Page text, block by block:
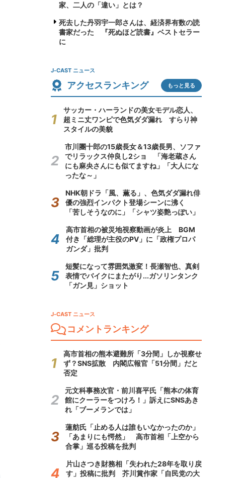
家、二人の「違い」とは？
死去した丹羽宇一郎さんは、経済界有数の読
書家だった 『死ぬほど読書』ベストセラー
に
J-CAST ニュース
アクセスランキング もっと見る
サッカー・ハーランドの美女モデル恋人、
超ミニ丈ワンピで色気ダダ漏れ すらり神
スタイルの美貌
市川團十郎の15歳長女＆13歳長男、ソファ
でリラックス仲良し2ショ 「海老蔵さん
にも麻央さんにも似てますね」「大人にな
ったな～」
NHK朝ドラ「風、薫る」、色気ダダ漏れ俳
優の強烈インパクト登場シーンに沸く
「苦しそうなのに」「シャツ姿艶っぽい」
高市首相の被災地視察動画が炎上 BGM
付き「総理が主役のPV」に「政権プロパ
ガンダ」批判
短髪になって雰囲気激変！長瀬智也、真剣
表情でバイクにまたがり...ガソリンタンク
「ガン見」ショット
J-CAST ニュース
コメントランキング
高市首相の熊本避難所「3分間」しか視察せ
ず？SNS拡散 内閣広報官「51分間」だと
否定
元文科事務次官・前川喜平氏「熊本の体育
館にクーラーをつけろ！」訴えにSNSあき
れ「ブーメランでは」
蓮舫氏「止める人は誰もいなかったのか」
「あまりにも愕然」 高市首相「上空から
合掌」巡る投稿を批判
片山さつき財務相「失われた28年を取り戻
す」投稿に批判 芥川賞作家「自民党の大